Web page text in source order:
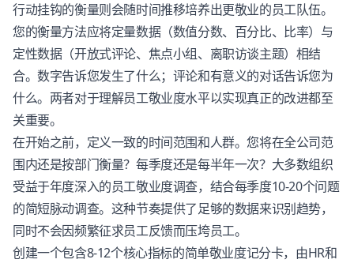
行动挂钩的衡量则会随时间推移培养出更敬业的员工队伍。
您的衡量方法应将定量数据（数值分数、百分比、比率）与
定性数据（开放式评论、焦点小组、离职访谈主题）相结
合。数字告诉您发生了什么；评论和有意义的对话告诉您为
什么。两者对于理解员工敬业度水平以实现真正的改进都至
关重要。
在开始之前，定义一致的时间范围和人群。您将在全公司范
围内还是按部门衡量？每季度还是每半年一次？大多数组织
受益于年度深入的员工敬业度调查，结合每季度10-20个问题
的简短脉动调查。这种节奏提供了足够的数据来识别趋势，
同时不会因频繁征求员工反馈而压垮员工。
创建一个包含8-12个核心指标的简单敬业度记分卡，由HR和